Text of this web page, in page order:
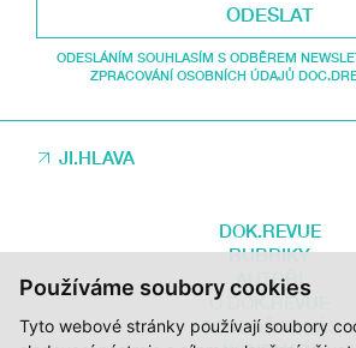
Používáme soubory cookies
Tyto webové stránky používají soubory
ODESLAT
ODESLÁNÍM SOUHLASÍM S ODBĚREM
ZPRACOVÁNÍ OSOBNÍCH ÚDAJŮ
JI.HLAVA
DOK.REVUE
RUBRIKY
AUTOŘI
O DOK.REVUE
PODPOŘTE NÁS